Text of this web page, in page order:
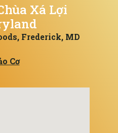
Xá Lợi
Frederick, MD
Cơ